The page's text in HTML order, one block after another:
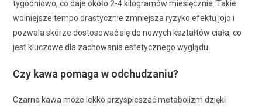
tygodniowo, co daje około 2-4 kilogramów miesięcznie. Takie
wolniejsze tempo drastycznie zmniejsza ryzyko efektu jojo i
pozwala skórze dostosować się do nowych kształtów ciała, co
jest kluczowe dla zachowania estetycznego wyglądu.
Czy kawa pomaga w odchudzaniu?
Czarna kawa może lekko przyspieszać metabolizm dzięki